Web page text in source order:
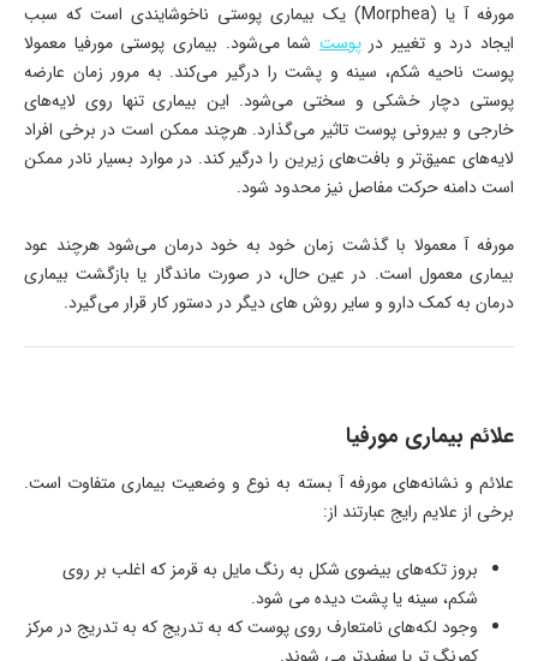
مورفه آ یا (Morphea) یک بیماری پوستی ناخوشایندی است که سبب
ایجاد درد و تغییر درپوستشما می‌شود. بیماری پوستی مورفیا معمولا
پوست ناحیه شکم، سینه و پشت را درگیر می‌کند. به مرور زمان عارضه
پوستی دچار خشکی و سختی می‌شود. این بیماری تنها روی لایه‌های
خارجی و بیرونی پوست تاثیر می‌گذارد. هرچند ممکن است در برخی افراد
لایه‌های عمیق‌تر و بافت‌های زیرین را درگیر کند. در موارد بسیار نادر ممکن
است دامنه حرکت مفاصل نیز محدود شود.
مورفه آ معمولا با گذشت زمان خود به خود درمان می‌شود هرچند عود
بیماری معمول است. در عین حال، در صورت ماندگار یا بازگشت بیماری
درمان به کمک دارو و سایر روش های دیگر در دستور کار قرار می‌گیرد.
علائم بیماری مورفیا
علائم و نشانه‌های مورفه آ بسته به نوع و وضعیت بیماری متفاوت است.
برخی از علایم رایج عبارتند از:
بروز تکه‌های بیضوی شکل به رنگ مایل به قرمز که اغلب بر روی
شکم، سینه یا پشت دیده می شود.
وجود لکه‌های نامتعارف روی پوست که به تدریج که به تدریج در مرکز